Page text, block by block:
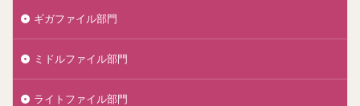
ギガファイル部門
ミドルファイル部門
ライトファイル部門